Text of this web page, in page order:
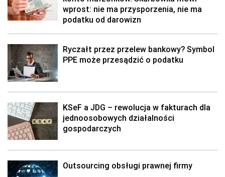
wprost: nie ma przysporzenia, nie ma
podatku od darowizn
Ryczałt przez przelew bankowy? Symbol
PPE może przesądzić o podatku
KSeF a JDG – rewolucja w fakturach dla
jednoosobowych działalności
gospodarczych
Outsourcing obsługi prawnej firmy